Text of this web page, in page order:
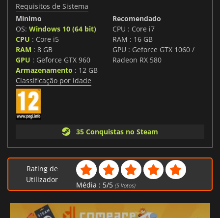
Requisitos de Sistema
Mínimo
OS: Windows 10 (64 bit)
CPU : Core i5
RAM : 8 GB
GPU : Geforce GTX 960
Armazenamento : 12 GB
Recomendado
CPU : Core i7
RAM : 16 GB
GPU : Geforce GTX 1060 /
Radeon RX 580
Classificação por idade
35 Conquistas no Steam
Rating de
Utilizador
Média : 5/5 (5Votos)